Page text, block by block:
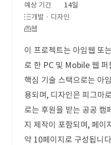
예상 기간
14일
개발 · 디자인
웹
이 프로젝트는 아임웹 또
로 한 PC 및 Mobile 웹 퍼
핵심 기술 스택으로는 아
용되며, 디자인은 피그마
로는 후원을 받는 공공 캠
지 제작이 포함되며, 페
약 10페이지로 구성됩니